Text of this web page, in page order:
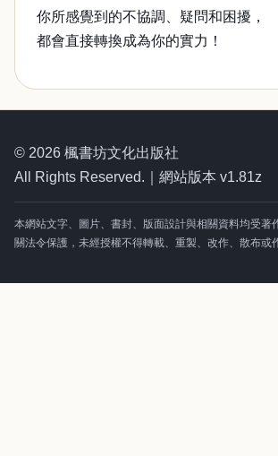
你所感覺到的不協調、疑問和困擾，
都會直接轉換成為你的實力！
© 2026 楓書坊文化出版社
All Rights Reserved.｜網站版本 v1.81z
本網站文字、圖片、書封、版面設計與相關資料均受著
關法令保護，未經授權不得轉載、重製、改作、散布或